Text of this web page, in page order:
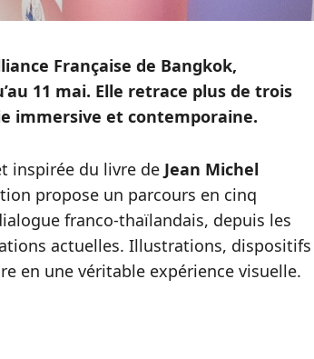
Française de Bangkok,
11 mai. Elle retrace plus de trois
immersive et contemporaine.
inspirée du livre de Jean Michel
propose un parcours en cinq
franco‑thaïlandais, depuis les
actuelles. Illustrations, dispositifs
en une véritable expérience visuelle.